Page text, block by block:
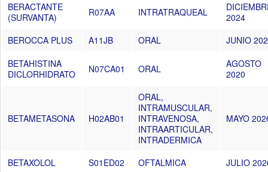
BERACTANTE
(SURVANTA)
R07AA INTRATRAQUEAL
2024
BEROCCA PLUS
A11JB ORAL
JUNIO
BETAHISTINA
DICLORHIDRATO
N07CA01 ORAL
AGOSTO
2020
BETAMETASONA H02AB01
ORAL,
INTRAMUSCULAR,
INTRAVENOSA,
INTRAARTICULAR,
INTRADERMICA
MAYO
BETAXOLOL S01ED02 OFTALMICA
JULIO